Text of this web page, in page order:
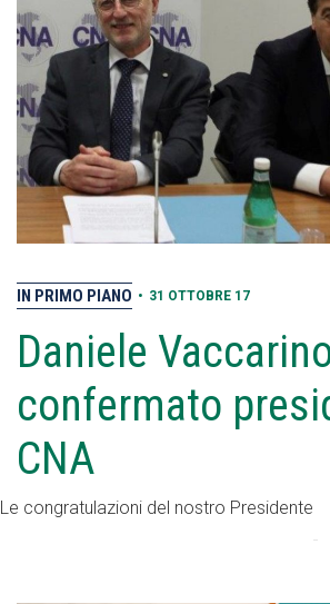
IN PRIMO PIANO • 31 OTTOBRE 17
Daniele
confermato
CNA
Le congratulazioni del nostro Presidente